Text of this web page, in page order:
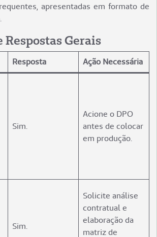
apresentadas em formato de
Respostas Gerais
Resposta Ação Necessária
Sim.
Acione o DPO
antes de colocar
em produção.
Sim.
Solicite análise
contratual e
elaboração da
matriz de